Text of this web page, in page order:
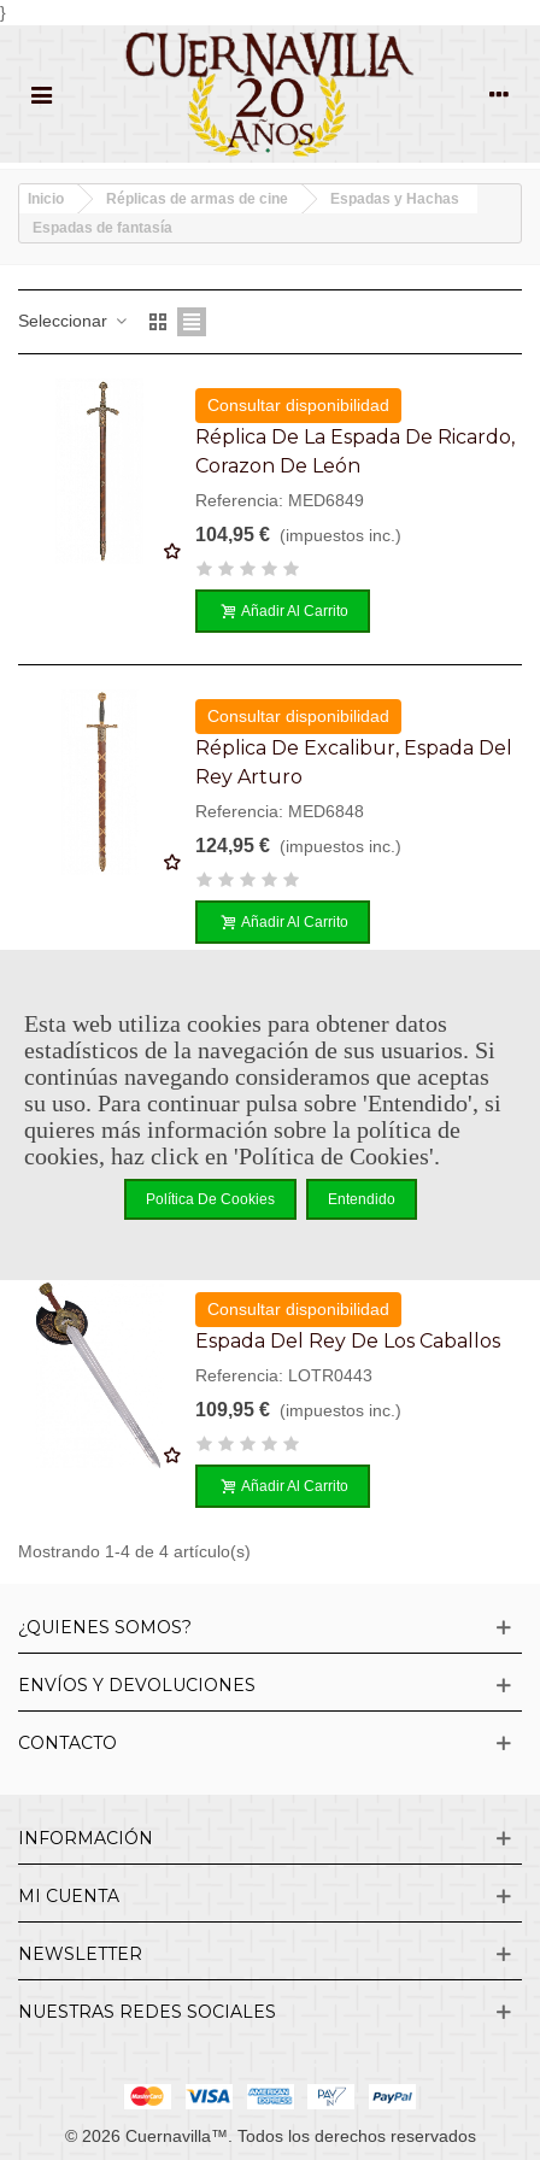
}
Inicio Réplicas de armas de cine
Espadas y Hachas
Espadas de fantasía
Seleccionar
Consultar disponibilidad
Réplica De La Espada De Ricardo,
Corazon De León
Referencia: MED6849
104,95 € (impuestos inc.)
Añadir Al Carrito
Consultar disponibilidad
Réplica De Excalibur, Espada Del
Rey Arturo
Referencia: MED6848
124,95 € (impuestos inc.)
Añadir Al Carrito
Consultar disponibilidad
Espada Mithrodin - Kit Rae
Referencia: MED5416
224,95 € (impuestos inc.)
Añadir Al Carrito
Consultar disponibilidad
Espada Del Rey De Los Caballos
Referencia: LOTR0443
109,95 € (impuestos inc.)
Añadir Al Carrito
Mostrando 1-4 de 4 artículo(s)
¿QUIENES SOMOS?
ENVÍOS Y DEVOLUCIONES
CONTACTO
INFORMACIÓN
MI CUENTA
NEWSLETTER
NUESTRAS REDES SOCIALES
© 2026 Cuernavilla™. Todos los derechos reservados
Esta web utiliza cookies para obtener datos
estadísticos de la navegación de sus usuarios. Si
continúas navegando consideramos que aceptas
su uso. Para continuar pulsa sobre 'Entendido', si
quieres más información sobre la política de
cookies, haz click en 'Política de Cookies'.
Política De Cookies Entendido